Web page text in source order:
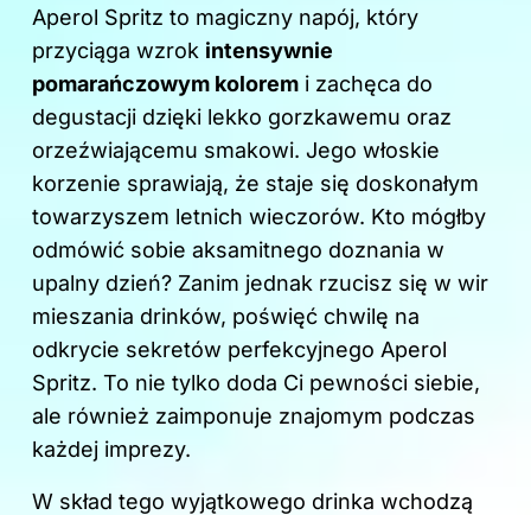
c
e
b
o
o
k
er
e
st
m
bl
r
d
di
t
k
e
dI
n
k
o
p
Aperol Spritz to magiczny napój, który
przyciąga wzrok intensywnie
pomarańczowym kolorem i zachęca do
degustacji dzięki lekko gorzkawemu oraz
orzeźwiającemu smakowi. Jego włoskie
korzenie sprawiają, że staje się doskonałym
towarzyszem letnich wieczorów. Kto mógłby
odmówić sobie aksamitnego doznania w
upalny dzień? Zanim jednak rzucisz się w wir
mieszania drinków, poświęć chwilę na
odkrycie sekretów perfekcyjnego Aperol
Spritz. To nie tylko doda Ci pewności siebie,
ale również zaimponuje znajomym podczas
każdej imprezy.
W skład tego wyjątkowego drinka wchodzą